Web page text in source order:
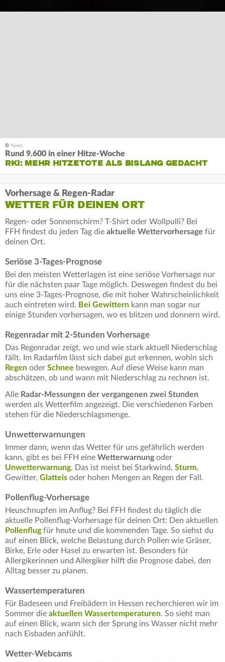
Rund 9.600 in einer Hitze-Woche
RKI: MEHR HITZETOTE ALS BISLANG GEDACHT
Vorhersage & Regen-Radar
WETTER FÜR DEINEN ORT
Regen- oder Sonnenschirm? T-Shirt oder Wollpulli? Bei
FFH findest du jeden Tag die aktuelle Wettervorhersage für
deinen Ort.
Seriöse 3-Tages-Prognose
Bei den meisten Wetterlagen ist eine seriöse Vorhersage nur
für die nächsten paar Tage möglich. Deswegen findest du bei
uns eine 3-Tages-Prognose, die mit hoher Wahrscheinlichkeit
auch eintreten wird. Bei Gewittern kann man sogar nur
einige Stunden vorhersagen, wo es blitzen und donnern wird.
Regenradar mit 2-Stunden Vorhersage
Das Regenradar zeigt, wo und wie stark aktuell Niederschlag
fällt. Im Radarfilm lässt sich dabei gut erkennen, wohin sich
Regen oder Schnee bewegen. Auf diese Weise kann man
abschätzen, ob und wann mit Niederschlag zu rechnen ist.
Alle Radar-Messungen der vergangenen zwei Stunden
werden als Wetterfilm angezeigt. Die verschiedenen Farben
stehen für die Niederschlagsmenge.
Unwetterwarnungen
Immer dann, wenn das Wetter für uns gefährlich werden
kann, gibt es bei FFH eine Wetterwarnung oder
Unwetterwarnung. Das ist meist bei Starkwind, Sturm,
Gewitter, Glatteis oder hohen Mengen an Regen der Fall.
Pollenflug-Vorhersage
Heuschnupfen im Anflug? Bei FFH findest du täglich die
aktuelle Pollenflug-Vorhersage für deinen Ort: Den aktuellen
Pollenflugfür heute und die kommenden Tage. So siehst du
auf einen Blick, welche Belastung durch Pollen wie Gräser,
Birke, Erle oder Hasel zu erwarten ist. Besonders für
Allergikerinnen und Allergiker hilft die Prognose dabei, den
Alltag besser zu planen.
Wassertemperaturen
Für Badeseen und Freibädern in Hessen recherchieren wir im
Sommer die aktuellen Wassertemperaturen. So sieht man
auf einen Blick, wann sich der Sprung ins Wasser nicht mehr
nach Eisbaden anfühlt.
Wetter-Webcams